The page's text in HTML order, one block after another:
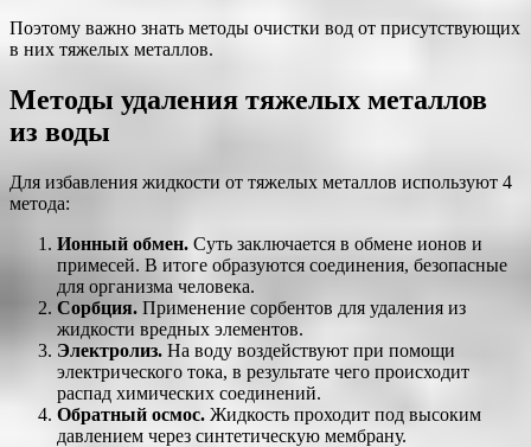
Поэтому важно знать методы очистки вод от присутствующих
в них тяжелых металлов.
Методы удаления тяжелых металлов
из воды
Для избавления жидкости от тяжелых металлов используют 4
метода:
Ионный обмен. Суть заключается в обмене ионов и
примесей. В итоге образуются соединения, безопасные
для организма человека.
Сорбция. Применение сорбентов для удаления из
жидкости вредных элементов.
Электролиз. На воду воздействуют при помощи
электрического тока, в результате чего происходит
распад химических соединений.
Обратный осмос. Жидкость проходит под высоким
давлением через синтетическую мембрану.